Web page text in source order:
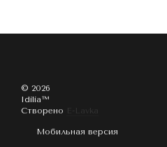
© 2026
Idilia™️
Створено E-Lavka
Мобильная версия